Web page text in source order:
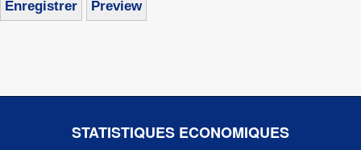
STATISTIQUES ECONOMIQUES